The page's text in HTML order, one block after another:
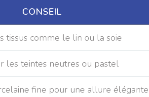
CONSEIL
tissus comme le lin ou la soie
les teintes neutres ou pastel
fine pour une allure élégante